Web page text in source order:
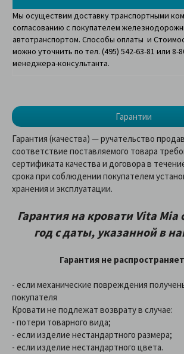
Гарантии
Мы осуществим доставку транспортными
согласованию с покупателем
автотранспортом. Способы оплаты и
можно уточнить по тел. (495) 542-63-81 или 8-
менеджера-консультанта.
Гарантия (качества) — ручательство
соответствие поставляемого товара
сертификата качества и договора в
срока при соблюдении покупателем
хранения и эксплуатации.
Гарантия на кровати Vita Mia
год с даты, указанной в
Гарантия не
- если механические повреждения
покупателя
Кровати не подлежат возврату в случае:
- потери товарного вида;
- если изделие нестандартного размера;
- если изделие нестандартного цвета.